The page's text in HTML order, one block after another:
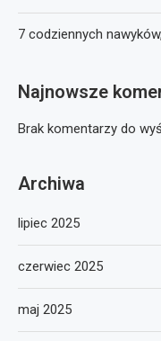
7 codziennych
Najnowsze
Brak komentarzy do
Archiwa
lipiec 2025
czerwiec 2025
maj 2025